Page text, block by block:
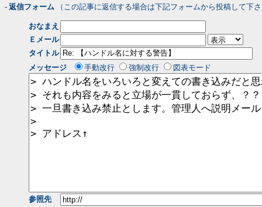
- 返信フォーム （この記事に返信する場合は下記フォームから投稿して下
おなまえ
Ｅメール
タイトル
メッセージ
手動改行 強制改行 図表モード
参照先